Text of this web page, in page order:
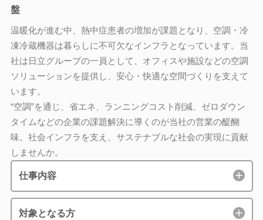
盤
温暖化が進む中、熱中症患者の増加が課題となり、空調・冷
凍冷蔵機器は暮らしに不可欠なインフラとなっています。当
社は日立グループの一員として、オフィスや施設などの空調
ソリューションを提供し、安心・快適な空間づくりを支えて
います。
“空調”を通じ、省エネ、ランニングコスト削減、ゼロダウン
タイムなどの企業の課題解決に導くのが当社の営業の醍醐
味。社会インフラを支え、サステナブルな社会の実現に貢献
しませんか。
仕事内容
対象となる方